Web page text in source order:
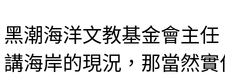
黑潮海洋文教基金會主
講海岸的現況，那當然